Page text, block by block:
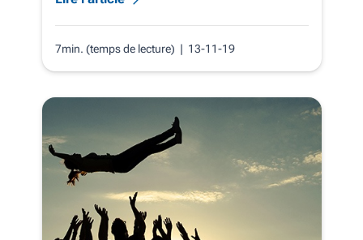
7min. (temps de lecture) | 13-11-19